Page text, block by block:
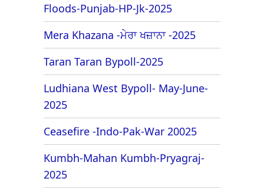
Floods-Punjab-HP-Jk-2025
Mera Khazana -ਮੇਰਾ ਖਜ਼ਾਨਾ -2025
Taran Taran Bypoll-2025
Ludhiana West Bypoll- May-June-
2025
Ceasefire -Indo-Pak-War 20025
Kumbh-Mahan Kumbh-Pryagraj-
2025